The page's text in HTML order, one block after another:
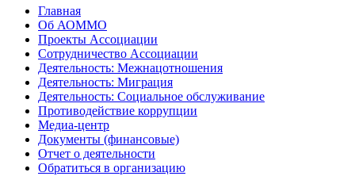
Главная
Об АОММО
Проекты Ассоциации
Сотрудничество Ассоциации
Деятельность: Межнацотношения
Деятельность: Миграция
Деятельность: Социальное обслуживание
Противодействие коррупции
Медиа-центр
Документы (финансовые)
Отчет о деятельности
Обратиться в организацию